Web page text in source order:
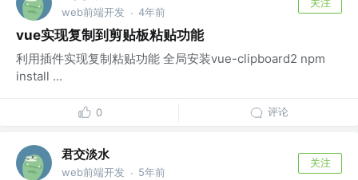
web前端开发 · 4年前
vue实现复制到剪贴板粘贴功能
利用插件实现复制粘贴功能 全局安装vue-clipboard2 npm
install ...
0 评论
君交淡水
web前端开发 · 5年前
关注